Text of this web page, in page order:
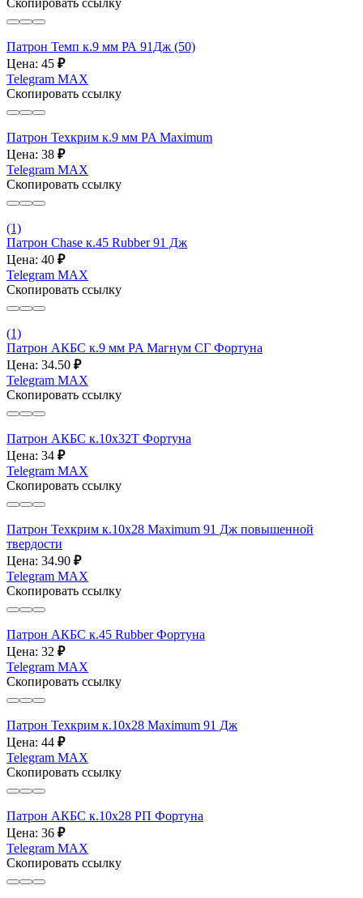
Патрон Темп к.9 мм РА 91Дж (50)
Цена: 45 ₽
Telegram MAX
Скопировать ссылку
Патрон Техкрим к.9 мм PA Maximum
Цена: 38 ₽
Telegram MAX
Скопировать ссылку
(1)
Патрон Chase к.45 Rubber 91 Дж
Цена: 40 ₽
Telegram MAX
Скопировать ссылку
(1)
Патрон АКБС к.9 мм PA Магнум СГ Фортуна
Цена: 34.50 ₽
Telegram MAX
Скопировать ссылку
Патрон АКБС к.10х32Т Фортуна
Цена: 34 ₽
Telegram MAX
Скопировать ссылку
Патрон Техкрим к.10х28 Maximum 91 Дж повышенной
твердости
Цена: 34.90 ₽
Telegram MAX
Скопировать ссылку
Патрон АКБС к.45 Rubber Фортуна
Цена: 32 ₽
Telegram MAX
Скопировать ссылку
Патрон Техкрим к.10х28 Maximum 91 Дж
Цена: 44 ₽
Telegram MAX
Скопировать ссылку
Патрон АКБС к.10х28 РП Фортуна
Цена: 36 ₽
Telegram MAX
Скопировать ссылку